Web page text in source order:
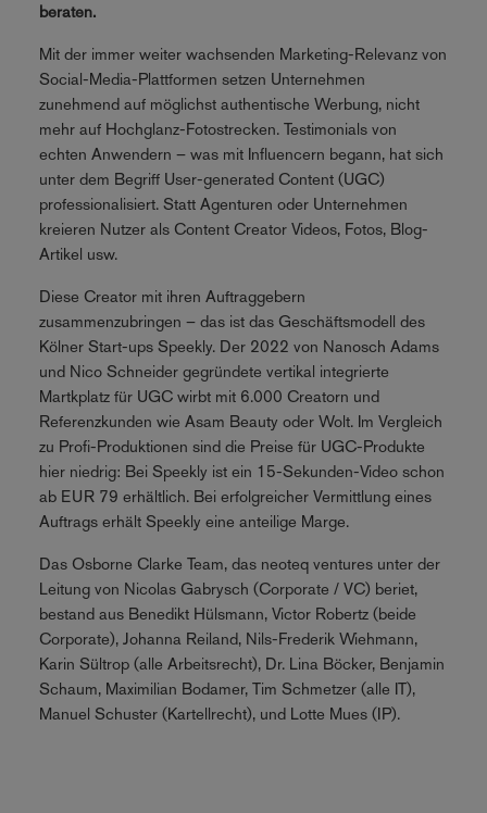
beraten.
Mit der immer weiter wachsenden Marketing-Relevanz von
Social-Media-Plattformen setzen Unternehmen
zunehmend auf möglichst authentische Werbung, nicht
mehr auf Hochglanz-Fotostrecken. Testimonials von
echten Anwendern – was mit Influencern begann, hat sich
unter dem Begriff User-generated Content (UGC)
professionalisiert. Statt Agenturen oder Unternehmen
kreieren Nutzer als Content Creator Videos, Fotos, Blog-
Artikel usw.
Diese Creator mit ihren Auftraggebern
zusammenzubringen – das ist das Geschäftsmodell des
Kölner Start-ups Speekly. Der 2022 von Nanosch Adams
und Nico Schneider gegründete vertikal integrierte
Martkplatz für UGC wirbt mit 6.000 Creatorn und
Referenzkunden wie Asam Beauty oder Wolt. Im Vergleich
zu Profi-Produktionen sind die Preise für UGC-Produkte
hier niedrig: Bei Speekly ist ein 15-Sekunden-Video schon
ab EUR 79 erhältlich. Bei erfolgreicher Vermittlung eines
Auftrags erhält Speekly eine anteilige Marge.
Das Osborne Clarke Team, das neoteq ventures unter der
Leitung von Nicolas Gabrysch (Corporate / VC) beriet,
bestand aus Benedikt Hülsmann, Victor Robertz (beide
Corporate), Johanna Reiland, Nils-Frederik Wiehmann,
Karin Sültrop (alle Arbeitsrecht), Dr. Lina Böcker, Benjamin
Schaum, Maximilian Bodamer, Tim Schmetzer (alle IT),
Manuel Schuster (Kartellrecht), und Lotte Mues (IP).